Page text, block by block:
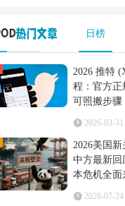
日榜
2026 推特
程：官方正
可照搬步骤
2026-03-31
2026美国新
中方最新回
本危机全面
2026-07-24